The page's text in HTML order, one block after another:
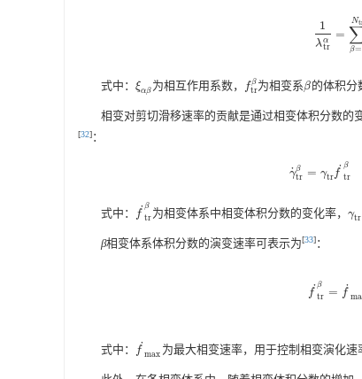
1
λα
tr
=
β=
Nt
1λtr α=∑β
式中： ξαβ
ξαβ为相互作用系数， f β
tr
ftrβ为相变系β
β的体积分
相变对剪切滑移速率的贡献是通过相变体积分数
[32]：
γ
˙β
tr = γtrf˙ β
tr
γ˙tr β= γtrf˙trβ
式中： f˙β
tr
f˙trβ为相变体系中相变体积分数的变化率， γtr
γtr
β相变体系体积分数的演变速率可表示为[33] ：
f˙β
tr = f˙
ma
f˙t β= f˙ma
式中： f˙
max
f˙max 为最大相变速率，用于控制相变演化速